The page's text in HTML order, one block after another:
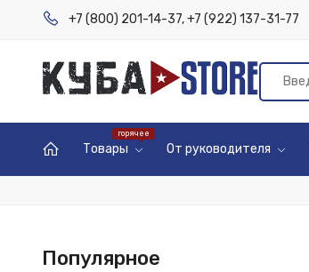
+7 (800) 201-14-37,+7 (922) 137-31-77
Товары От руководителя
Популярное